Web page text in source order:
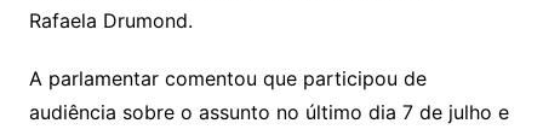
Rafaela Drumond.
A parlamentar comentou que participou de
audiência sobre o assunto no último dia 7 de julho e